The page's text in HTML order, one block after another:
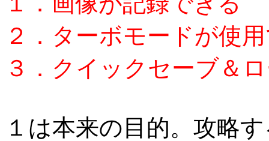
２．ターボモードが使
３．クイックセーブ＆
１は本来の目的。攻略